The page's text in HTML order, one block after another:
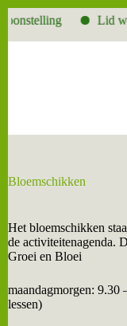
Lid
Bloemschikken
Het bloemschikken
de activiteitenagenda.
Groei en Bloei
maandagmorgen: 9.30
lessen)